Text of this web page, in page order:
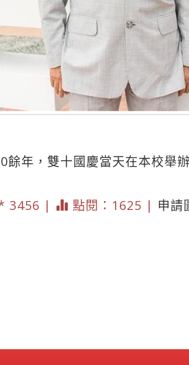
年，雙十國慶當天在本校舉
3456 |
點閱：1625 | 申請